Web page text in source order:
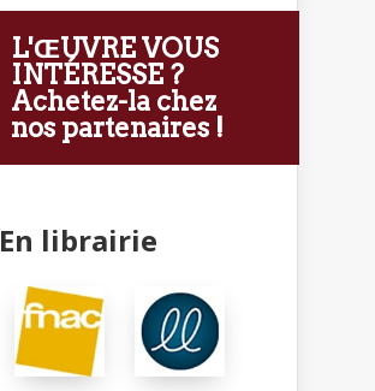
L'ŒUVRE VOUS
INTÉRESSE ?
Achetez-la chez
nos partenaires !
En librairie